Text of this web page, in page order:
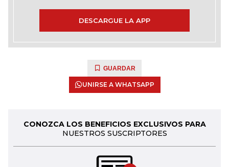
DESCARGUE LA APP
GUARDAR
UNIRSE A WHATSAPP
CONOZCA LOS BENEFICIOS EXCLUSIVOS PARA
NUESTROS SUSCRIPTORES